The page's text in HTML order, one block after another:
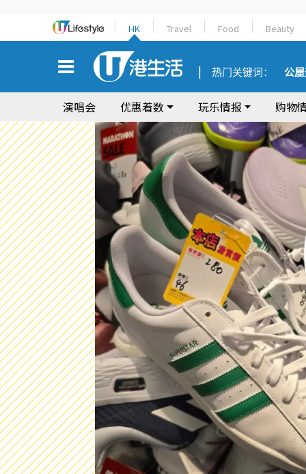
HK Travel Food Beauty
热门关键词： 公
演唱会 优惠着数 玩乐情报 购物